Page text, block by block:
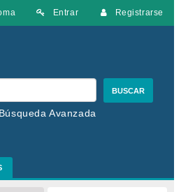
Entrar Registrarse
BUSCAR
Búsqueda Avanzada